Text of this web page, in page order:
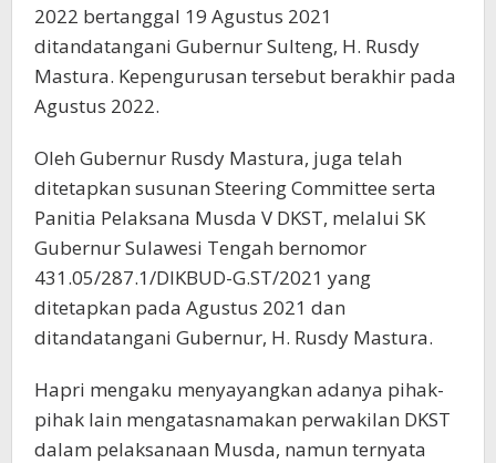
2022 bertanggal 19 Agustus 2021
ditandatangani Gubernur Sulteng, H. Rusdy
Mastura. Kepengurusan tersebut berakhir pada
Agustus 2022.
Oleh Gubernur Rusdy Mastura, juga telah
ditetapkan susunan Steering Committee serta
Panitia Pelaksana Musda V DKST, melalui SK
Gubernur Sulawesi Tengah bernomor
431.05/287.1/DIKBUD-G.ST/2021 yang
ditetapkan pada Agustus 2021 dan
ditandatangani Gubernur, H. Rusdy Mastura.
Hapri mengaku menyayangkan adanya pihak-
pihak lain mengatasnamakan perwakilan DKST
dalam pelaksanaan Musda, namun ternyata